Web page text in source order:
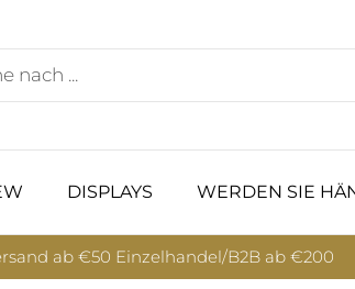
DISPLAYS WERDEN SIE
ab €50 Einzelhandel/B2B ab €200